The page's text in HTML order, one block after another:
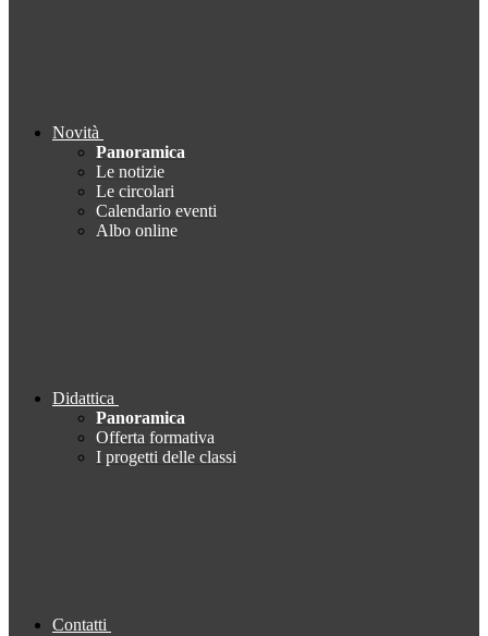
Novità
Panoramica
Le notizie
Le circolari
Calendario eventi
Albo online
Didattica
Panoramica
Offerta formativa
I progetti delle classi
Contatti